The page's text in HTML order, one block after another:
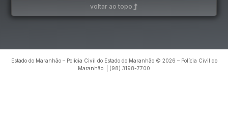
voltar ao topo
Estado do Maranhão – Polícia Civil do Estado do Maranhão © 2026 – Polícia Civil do
Maranhão. | (98) 3198-7700